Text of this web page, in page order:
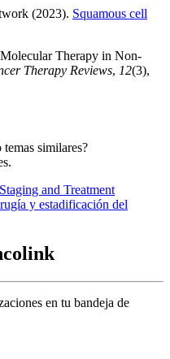
(2023). Squamous cell
Therapy in Non-
Therapy Reviews, 12(3),
similares?
and Treatment
y estadificación del
en tu bandeja de